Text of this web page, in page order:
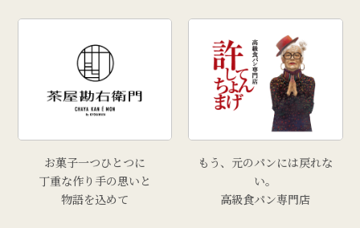
# クリスマス
# 孟宗汁
# 西洋葡萄
# 手工芸品
お菓子一つひとつに
丁重な作り手の思いと
物語を込めて
もう、元のパンには戻れな
い。
高級食パン専門店